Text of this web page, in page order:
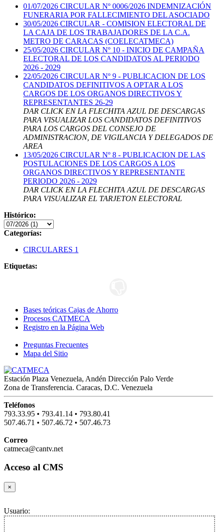
01/07/2026 CIRCULAR Nº 0006/2026 INDEMNIZACIÓN
FUNERARIA POR FALLECIMIENTO DEL ASOCIADO
30/05/2026 CIRCULAR - COMISION ELECTORAL DE
LA CAJA DE LOS TRABAJADORES DE LA C.A.
METRO DE CARACAS (COELECATMECA)
25/05/2026 CIRCULAR Nº 10 - INICIO DE CAMPAÑA
ELECTORAL DE LOS CANDIDATOS AL PERIODO
2026 - 2029
22/05/2026 CIRCULAR Nº 9 - PUBLICACION DE LOS
CANDIDATOS DEFINITIVOS A OPTAR A LOS
CARGOS DE LOS ORGANOS DIRECTIVOS Y
REPRESENTANTES 26-29
DAR CLICK EN LA FLECHITA AZUL DE DESCARGAS
PARA VISUALIZAR LOS CANDIDATOS DEFINITIVOS
PARA LOS CARGOS DEL CONSEJO DE
ADMINISTRACION, DE VIGILANCIA Y DELEGADOS DE
AREA
13/05/2026 CIRCULAR Nº 8 - PUBLICACION DE LAS
POSTULACIONES DE LOS CARGOS A LOS
ORGANOS DIRECTIVOS Y REPRESENTANTE
PERIODO 2026 - 2029
DAR CLICK EN LA FLECHITA AZUL DE DESCARGAS
PARA VISUALIZAR EL TARJETON ELECTORAL
Histórico:
Categorías:
CIRCULARES 1
Etiquetas:
Bases teóricas Cajas de Ahorro
Procesos CATMECA
Registro en la Página Web
Preguntas Frecuentes
Mapa del Sitio
Estación Plaza Venezuela, Andén Dirección Palo Verde
Zona de Transferencia. Caracas, D.C. Venezuela
Teléfonos
793.33.95 • 793.41.14 • 793.80.41
507.46.71 • 507.46.72 • 507.46.73
Correo
catmeca@cantv.net
Acceso al CMS
×
Usuario: